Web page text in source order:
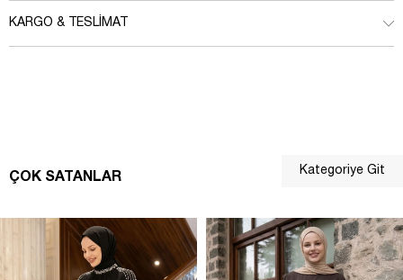
KARGO & TESLIMAT
ÇOK SATANLAR
Kategoriye Git